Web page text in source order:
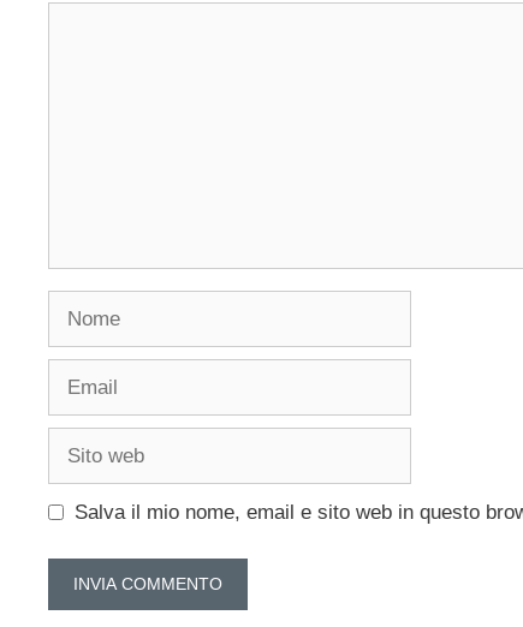
Nome
Email
Sito
Salva il mio nome, email e sito web in questo